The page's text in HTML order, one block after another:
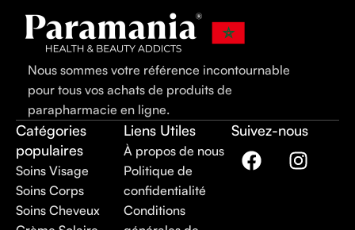
Nous sommes votre référence incontournable
pour tous vos achats de produits de
parapharmacie en ligne.
Catégories
populaires
Soins Visage
Soins Corps
Soins Cheveux
Liens Utiles
À propos de nous
Politique de
confidentialité
Conditions
Suivez-nous